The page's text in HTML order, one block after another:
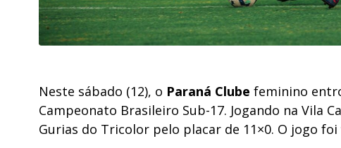
Neste sábado (12), o Paraná Clube feminino
Campeonato Brasileiro Sub-17. Jogando na Vila
Gurias do Tricolor pelo placar de 11×0. O jogo